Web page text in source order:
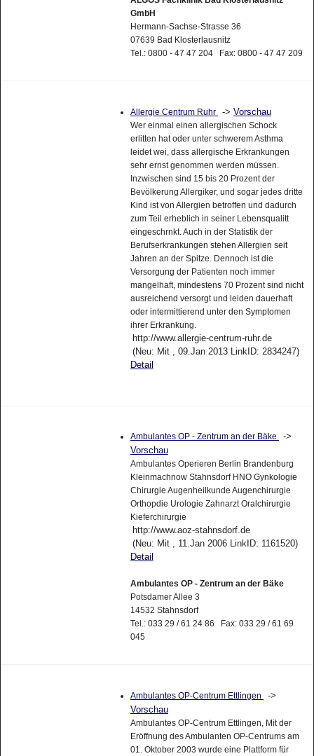
GmbH
Hermann-Sachse-Strasse 36
07639 Bad Klosterlausnitz
Tel.: 0800 - 47 47 204 Fax: 0800 - 47 47 209
Allergie Centrum Ruhr -> Vorschau
Wer einmal einen allergischen Schock
erlitten hat oder unter schwerem Asthma
leidet wei, dass allergische Erkrankungen
sehr ernst genommen werden müssen.
Inzwischen sind 15 bis 20 Prozent der
Bevölkerung Allergiker, und sogar jedes dritte
Kind ist von Allergien betroffen und dadurch
zum Teil erheblich in seiner Lebensqualitt
eingeschrnkt. Auch in der Statistik der
Berufserkrankungen stehen Allergien seit
Jahren an der Spitze. Dennoch ist die
Versorgung der Patienten noch immer
mangelhaft, mindestens 70 Prozent sind nicht
ausreichend versorgt und leiden dauerhaft
oder intermittierend unter den Symptomen
ihrer Erkrankung.
http://www.allergie-centrum-ruhr.de
(Neu: Mit , 09.Jan 2013 LinkID: 2834247)
Detail
Ambulantes OP - Zentrum an der Bäke
->
Vorschau
Ambulantes Operieren Berlin Brandenburg
Kleinmachnow Stahnsdorf HNO Gynkologie
Chirurgie Augenheilkunde Augenchirurgie
Orthopdie Urologie Zahnarzt Oralchirurgie
Kieferchirurgie
http://www.aoz-stahnsdorf.de
(Neu: Mit , 11.Jan 2006 LinkID: 1161520)
Detail
Ambulantes OP - Zentrum an der Bäke
Potsdamer Allee 3
14532 Stahnsdorf
Tel.: 033 29 / 61 24 86 Fax: 033 29 / 61 69
045
Ambulantes OP-Centrum Ettlingen
->
Vorschau
Ambulantes OP-Centrum Ettlingen, Mit der
Eröffnung des Ambulanten OP-Centrums am
01. Oktober 2003 wurde eine Plattform für